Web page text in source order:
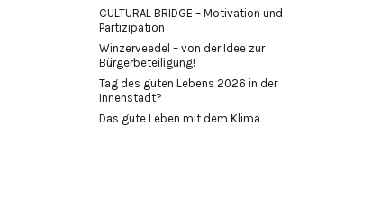
CULTURAL BRIDGE – Motivation und
Partizipation
Winzerveedel – von der Idee zur
Bürgerbeteiligung!
Tag des guten Lebens 2026 in der
Innenstadt?
Das gute Leben mit dem Klima